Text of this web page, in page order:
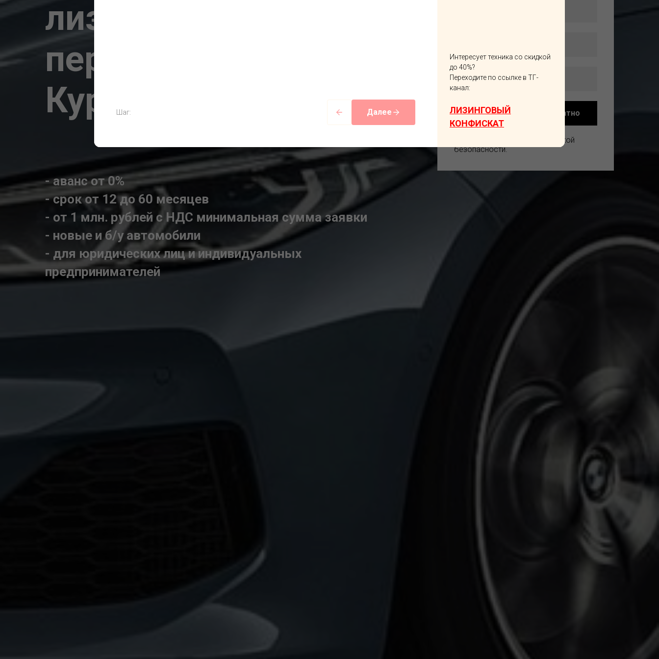
лизинг без
переплаты в
Курской области
- аванс от 0%
- срок от 12 до 60 месяцев
- от 1 млн. рублей с НДС минимальная сумма заявки
- новые и б/у автомобили
- для юридических лиц и индивидуальных
предпринимателей
Получить расчет бесплатно
Все данные защищены политикой
безопасности.
Интересует техника со скидкой
до 40%?
Переходите по ссылке в ТГ-
канал:
ЛИЗИНГОВЫЙ
КОНФИСКАТ
Шаг: Далее